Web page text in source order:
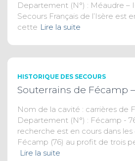
Departement (N°) : Méaudre –
Secours Français de l’Isère est
cette Lire la suite
HISTORIQUE DES SECOURS
Souterrains de Fécamp
Nom de la cavité : carrières de
Departement (N°) : Fécamp -
recherche est en cours dans les
Fécamp (76) au profit de trois
Lire la suite